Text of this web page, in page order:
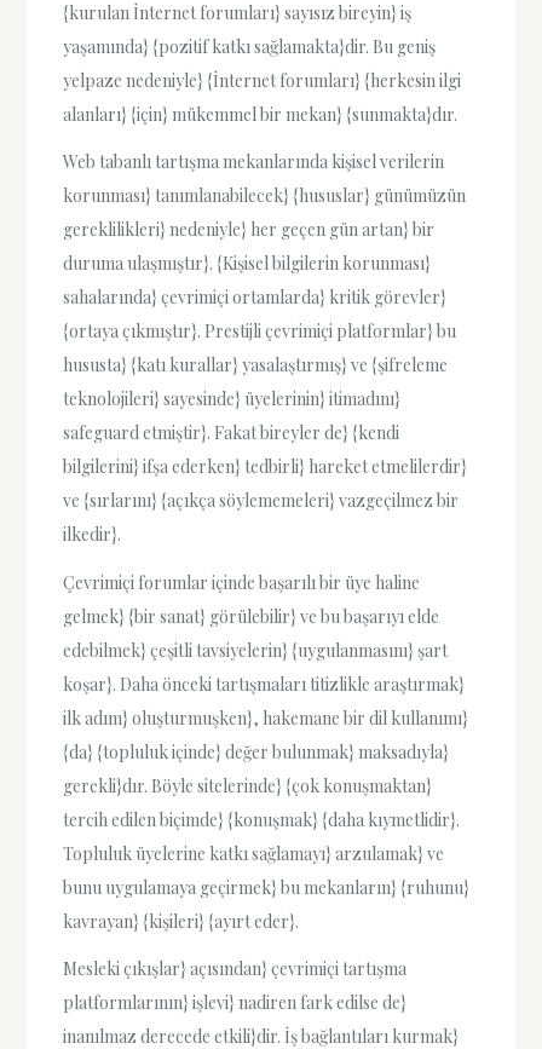
{kurulan İnternet forumları} sayısız bireyin} iş
yaşamında} {pozitif katkı sağlamakta}dir. Bu geniş
yelpaze nedeniyle} {İnternet forumları} {herkesin ilgi
alanları} {için} mükemmel bir mekan} {sunmakta}dır.
Web tabanlı tartışma mekanlarında kişisel verilerin
korunması} tanımlanabilecek} {hususlar} günümüzün
gereklilikleri} nedeniyle} her geçen gün artan} bir
duruma ulaşmıştır}. {Kişisel bilgilerin korunması}
sahalarında} çevrimiçi ortamlarda} kritik görevler}
{ortaya çıkmıştır}. Prestijli çevrimiçi platformlar} bu
hususta} {katı kurallar} yasalaştırmış} ve {şifreleme
teknolojileri} sayesinde} üyelerinin} itimadını}
safeguard etmiştir}. Fakat bireyler de} {kendi
bilgilerini} ifşa ederken} tedbirli} hareket etmelilerdir}
ve {sırlarını} {açıkça söylememeleri} vazgeçilmez bir
ilkedir}.
Çevrimiçi forumlar içinde başarılı bir üye haline
gelmek} {bir sanat} görülebilir} ve bu başarıyı elde
edebilmek} çeşitli tavsiyelerin} {uygulanmasını} şart
koşar}. Daha önceki tartışmaları titizlikle araştırmak}
ilk adım} oluşturmuşken}, hakemane bir dil kullanımı}
{da} {topluluk içinde} değer bulunmak} maksadıyla}
gerekli}dır. Böyle sitelerinde} {çok konuşmaktan}
tercih edilen biçimde} {konuşmak} {daha kıymetlidir}.
Topluluk üyelerine katkı sağlamayı} arzulamak} ve
bunu uygulamaya geçirmek} bu mekanların} {ruhunu}
kavrayan} {kişileri} {ayırt eder}.
Mesleki çıkışlar} açısından} çevrimiçi tartışma
platformlarının} işlevi} nadiren fark edilse de}
inanılmaz derecede etkili}dir. İş bağlantıları kurmak}